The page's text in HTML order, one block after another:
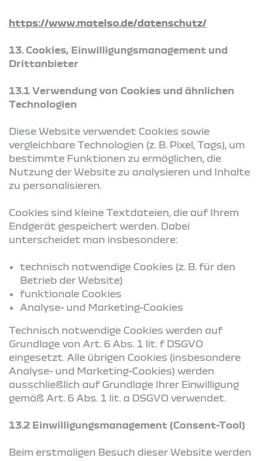
https://www.matelso.de/datenschutz/
13. Cookies, Einwilligungsmanagement und
Drittanbieter
13.1 Verwendung von Cookies und ähnlichen
Technologien
Diese Website verwendet Cookies sowie
vergleichbare Technologien (z. B. Pixel, Tags), um
bestimmte Funktionen zu ermöglichen, die
Nutzung der Website zu analysieren und Inhalte
zu personalisieren.
Cookies sind kleine Textdateien, die auf Ihrem
Endgerät gespeichert werden. Dabei
unterscheidet man insbesondere:
technisch notwendige Cookies (z. B. für den
Betrieb der Website)
funktionale Cookies
Analyse- und Marketing-Cookies
Technisch notwendige Cookies werden auf
Grundlage von Art. 6 Abs. 1 lit. f DSGVO
eingesetzt. Alle übrigen Cookies (insbesondere
Analyse- und Marketing-Cookies) werden
ausschließlich auf Grundlage Ihrer Einwilligung
gemäß Art. 6 Abs. 1 lit. a DSGVO verwendet.
13.2 Einwilligungsmanagement (Consent-Tool)
Beim erstmaligen Besuch dieser Website werden